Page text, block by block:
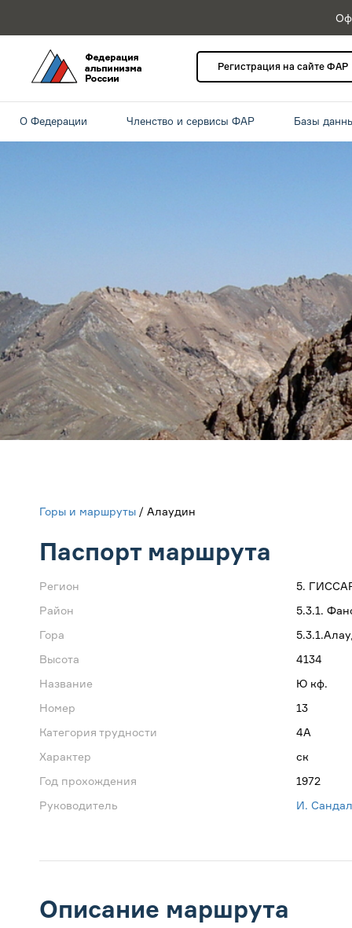
Регистрация на сайте ФАР
О Федерации Членство и сервисы ФАР Базы
Горы и маршруты / Алаудин
Паспорт маршрута
Регион
5.
Район
5.3.1.
Гора
Высота
4134
Название
Ю кф.
Номер
13
Категория трудности
4А
Характер
ск
Год прохождения
1972
Руководитель
И.
Описание маршрута